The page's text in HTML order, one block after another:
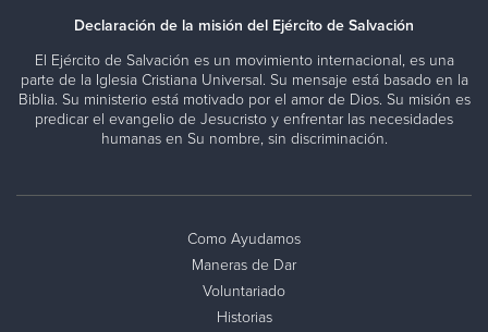
Declaración de la misión del Ejército de Salvación
El Ejército de Salvación es un movimiento internacional, es una
parte de la Iglesia Cristiana Universal. Su mensaje está basado en la
Biblia. Su ministerio está motivado por el amor de Dios. Su misión es
predicar el evangelio de Jesucristo y enfrentar las necesidades
humanas en Su nombre, sin discriminación.
Como Ayudamos
Maneras de Dar
Voluntariado
Historias